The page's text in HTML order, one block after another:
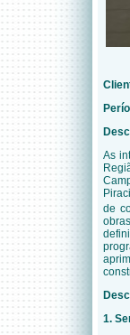
As
de
1.